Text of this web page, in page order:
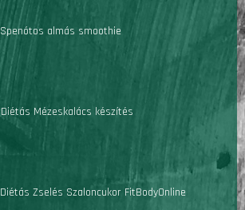
Spenótos almás smoothie
Diétás Mézeskalács készítés
Diétás Zselés Szaloncukor FitBodyOnline